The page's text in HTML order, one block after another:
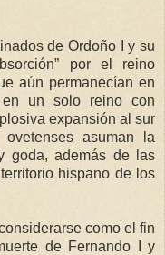
de Ordoño I y su
por el reino
aún permanecían en
en un solo reino con
expansión al sur
asuman la
goda, además de las
hispano de los
como el fin
de Fernando I y